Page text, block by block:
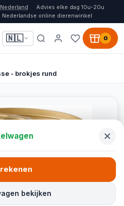
Advies elke dag 10u-20u
Nederlandse online dierenwinkel
🇳🇱 0
- brokjes rund
bekijken